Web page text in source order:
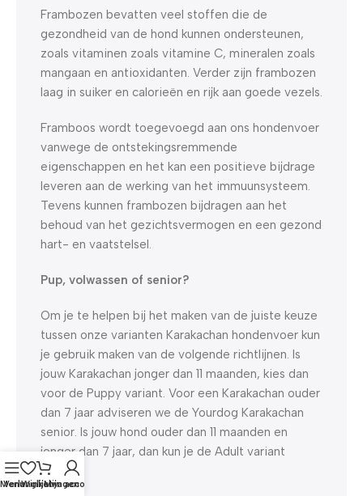
Frambozen bevatten veel stoffen die de
gezondheid van de hond kunnen ondersteunen,
zoals vitaminen zoals vitamine C, mineralen zoals
mangaan en antioxidanten. Verder zijn frambozen
laag in suiker en calorieën en rijk aan goede vezels.
Framboos wordt toegevoegd aan ons hondenvoer
vanwege de ontstekingsremmende
eigenschappen en het kan een positieve bijdrage
leveren aan de werking van het immuunsysteem.
Tevens kunnen frambozen bijdragen aan het
behoud van het gezichtsvermogen en een gezond
hart- en vaatstelsel.
Pup, volwassen of senior?
Om je te helpen bij het maken van de juiste keuze
tussen onze varianten Karakachan hondenvoer kun
je gebruik maken van de volgende richtlijnen. Is
jouw Karakachan jonger dan 11 maanden, kies dan
voor de Puppy variant. Voor een Karakachan ouder
dan 7 jaar adviseren we de Yourdog Karakachan
senior. Is jouw hond ouder dan 11 maanden en
jonger dan 7 jaar, dan kun je de Adult variant
kiezen.
Menu
Verlanglijst
Winkelwagen
Mijn account